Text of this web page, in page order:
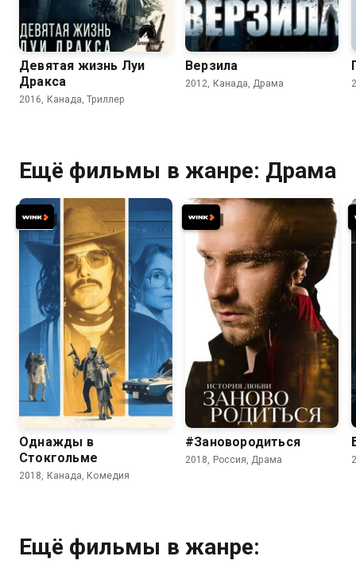
6.7 6.3
Девятая жизнь Луи
Дракса
2016, Канада, Триллер
6.3 5.9
Верзила
2012, Канада, Драма
Ещё фильмы в жанре: Драма
6.5
Однажды в
Стокгольме
2018, Канада, Комедия
6.9
#Зановородиться
2018, Россия, Драма
Ещё фильмы в жанре: